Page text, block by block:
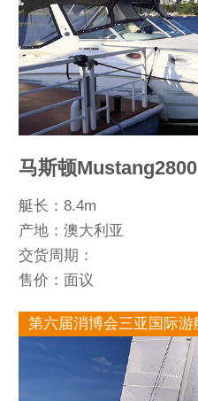
马斯顿
艇长：8.4m
产地：澳大利亚
交货周期：
售价：面议
第六届消博会三亚国际